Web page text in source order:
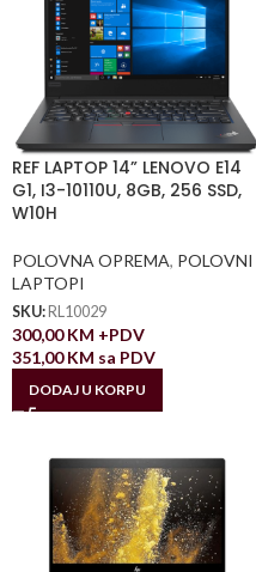
REF LAPTOP 14” LENOVO E14
G1, I3-10110U, 8GB, 256 SSD,
W10H
POLOVNA OPREMA, POLOVNI
LAPTOPI
SKU: RL10029
300,00KM +PDV
351,00KM sa PDV
DODAJ U KORPU